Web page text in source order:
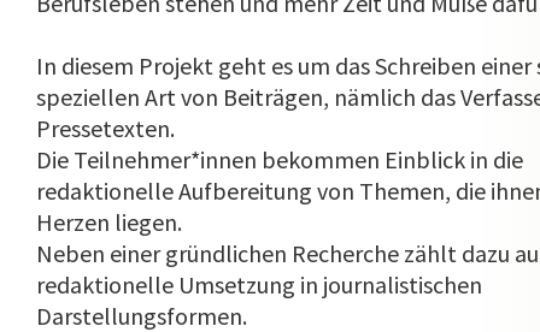
In diesem Projekt geht es um das Schreiben einer
speziellen Art von Beiträgen, nämlich das
Pressetexten.
Die Teilnehmer*innen bekommen Ein­blick in die
redaktionelle Aufbereitung von Themen, die
Herzen liegen.
Neben einer gründlichen Re­cherche zählt dazu
redaktionelle Umsetzung in journalistischen
Darstellungsformen.